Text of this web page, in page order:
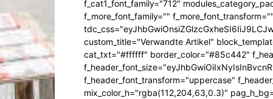
f_cat1_font_family="712"
f_more_font_family=""
custom_title="Verwandte Artikel"
cat_txt="#ffffff" border_color="#85c442"
f_header_font_transform="uppercase"
mix_color_h="rgba(112,204,63,0.3)"